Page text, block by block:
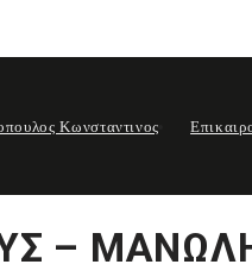
Κωνσταντινος
–